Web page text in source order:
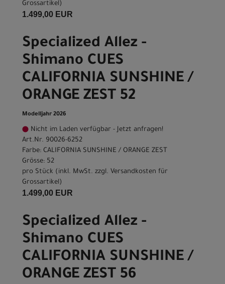
Grossartikel)
1.499,00 EUR
Specialized Allez -
Shimano CUES
CALIFORNIA SUNSHINE /
ORANGE ZEST 52
Modelljahr 2026
Nicht im Laden verfügbar - Jetzt anfragen!
Art.Nr. 90026-6252
Farbe: CALIFORNIA SUNSHINE / ORANGE ZEST
Grösse: 52
pro Stück (inkl. MwSt. zzgl. Versandkosten für
Grossartikel)
1.499,00 EUR
Specialized Allez -
Shimano CUES
CALIFORNIA SUNSHINE /
ORANGE ZEST 56